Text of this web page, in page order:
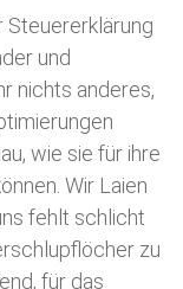
Steuererklärung
und
nichts anderes,
wie sie für ihre
Wir Laien
fehlt schlicht
zu
für das